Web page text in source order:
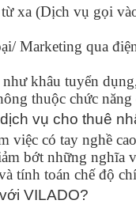
từ xa (Dịch vụ gọi
Marketing qua
như khâu tuyển
thuộc chức
vụ cho thuê
việc có tay nghề
bớt những nghĩa
tính toán chế độ
VILADO?